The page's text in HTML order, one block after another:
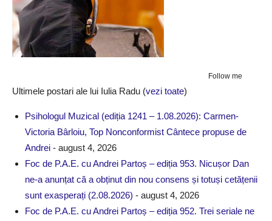
Follow me
Ultimele postari ale lui Iulia Radu (vezi toate)
Psihologul Muzical (ediția 1241 – 1.08.2026): Carmen-
Victoria Bârloiu, Top Nonconformist Cântece propuse de
Andrei - august 4, 2026
Foc de P.A.E. cu Andrei Partoș – ediția 953. Nicușor Dan
ne-a anunțat că a obținut din nou consens și totuși cetățenii
sunt exasperați (2.08.2026) - august 4, 2026
Foc de P.A.E. cu Andrei Partoș – ediția 952. Trei seriale ne